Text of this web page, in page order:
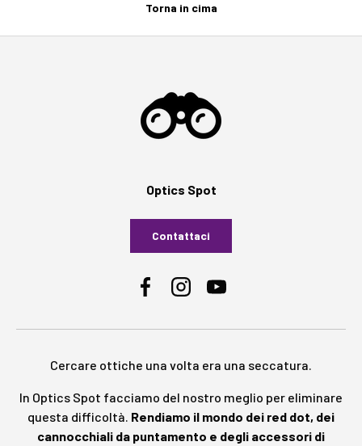
Torna in cima
Optics Spot
Contattaci
FacebookInstagramYouTube
Cercare ottiche una volta era una seccatura.
In Optics Spot facciamo del nostro meglio per eliminare
questa difficoltà. Rendiamo il mondo dei red dot, dei
cannocchiali da puntamento e degli accessori di